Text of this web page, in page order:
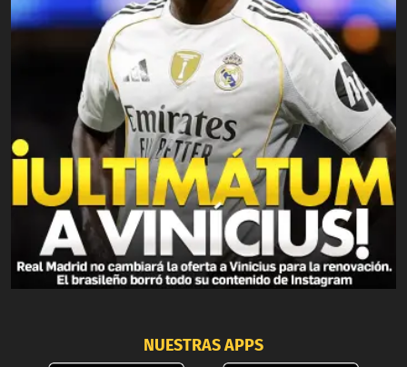
NUESTRAS APPS